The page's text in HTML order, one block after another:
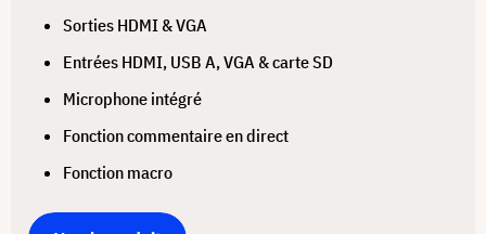
Sorties HDMI & VGA
Entrées HDMI, USB A, VGA & carte SD
Microphone intégré
Fonction commentaire en direct
Fonction macro